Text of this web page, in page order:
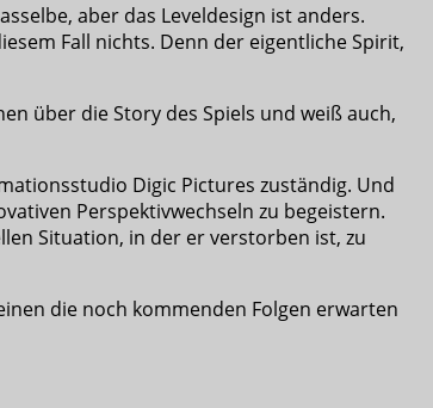
aber das Leveldesign ist anders.
Fall nichts. Denn der eigentliche Spirit,
über die Story des Spiels und weiß auch,
Digic Pictures zuständig. Und
Perspektivwechseln zu begeistern.
Situation, in der er verstorben ist, zu
die noch kommenden Folgen erwarten